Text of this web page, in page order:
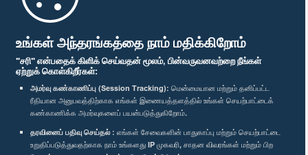
உங்கள் அந்தரங்கத்தை நாம் மதிக்கிறோம்
"சரி" என்பதைக் கிளிக் செய்வதன் மூலம், பின்வருவனவற்றை நீங்கள்
ஏற்றுக் கொள்கிறீர்கள்:
அமர்வு கண்காணிப்பு (Session Tracking): மென்மையான மற்றும் தனிப்பட்ட
ரீதியான அனுபவத்திற்காக எங்கள் இணையத்தளத்தில் உங்கள் செயற்பாட்டைக்
கண்காணிக்க அமர்வுகளைப் பயன்படுத்துகிறோம்.
தரவினைப் பதிவு செய்தல் : எங்கள் சேவைகளின் பாதுகாப்பு மற்றும் செயற்பாட்டை
உறுதிப்படுத்துவதற்காக நாம் உங்களது IP முகவரி, சாதன விவரங்கள் மற்றும் பிற
பாராளுமன்ற கையடக்க செயலி
எம்மை பின்தொடர்க :
விருதுகள்